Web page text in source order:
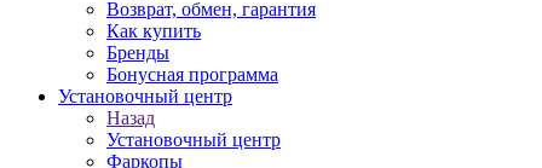
Возврат, обмен, гарантия
Как купить
Бренды
Бонусная программа
Установочный центр
Назад
Установочный центр
Фаркопы